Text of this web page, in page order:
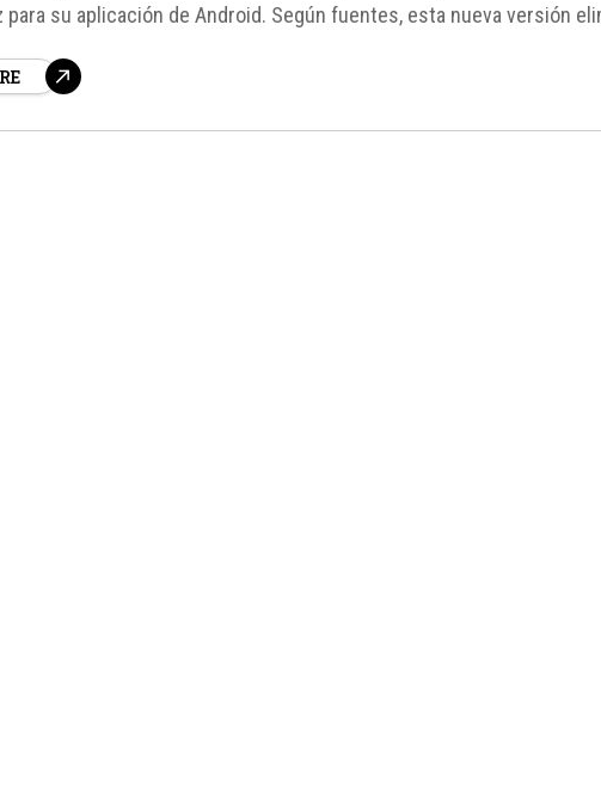
para su aplicación de Android. Según fuentes, esta nueva versión